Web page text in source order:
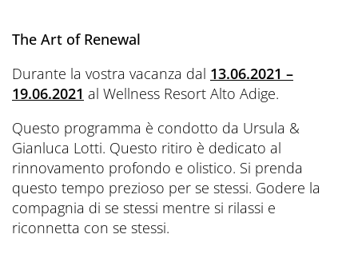
The Art of Renewal
Durante la vostra vacanza dal 13.06.2021 –
19.06.2021 al Wellness Resort Alto Adige.
Questo programma è condotto da Ursula &
Gianluca Lotti. Questo ritiro è dedicato al
rinnovamento profondo e olistico. Si prenda
questo tempo prezioso per se stessi. Godere la
compagnia di se stessi mentre si rilassi e
riconnetta con se stessi.